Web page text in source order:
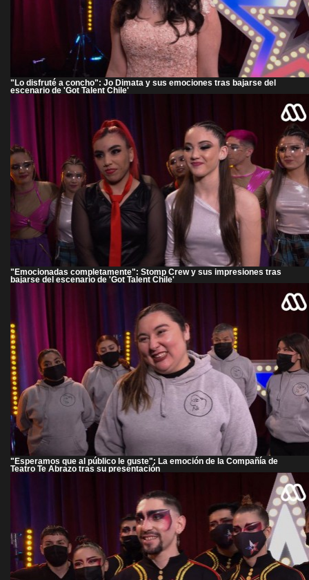
"Lo disfruté a concho": Jo Dimata y sus emociones tras bajarse del
escenario de 'Got Talent Chile'
"Emocionadas completamente": Stomp Crew y sus impresiones tras
bajarse del escenario de 'Got Talent Chile'
"Esperamos que al público le guste": La emoción de la Compañía de
Teatro Te Abrazo tras su presentación